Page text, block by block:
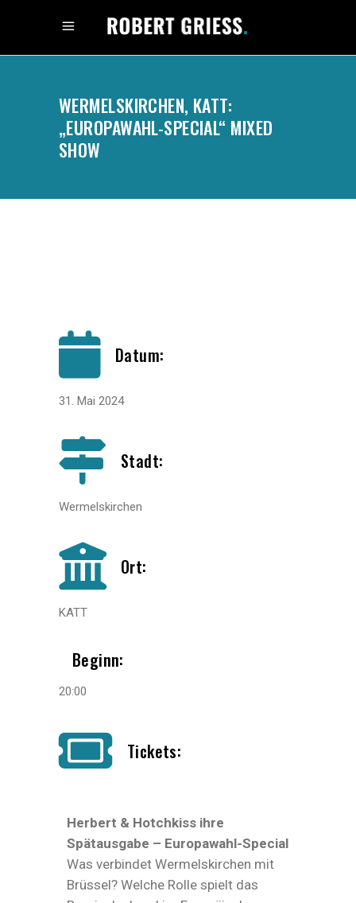
WERMELSKIRCHEN, KATT:
„EUROPAWAHL-SPECIAL“ MIXED
SHOW
Datum:
31. Mai 2024
Stadt:
Wermelskirchen
Ort:
KATT
Beginn:
20:00
Tickets:
Herbert & Hotchkiss ihre
Spätausgabe – Europawahl-Special
Was verbindet Wermelskirchen mit
Brüssel? Welche Rolle spielt das